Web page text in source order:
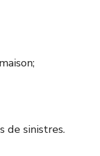
de sinistres.